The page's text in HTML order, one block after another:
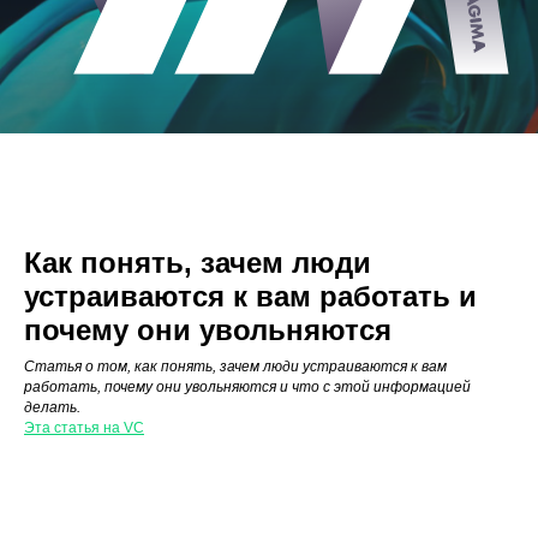
Как понять, зачем люди
устраиваются к вам работать и
почему они увольняются
Статья о том, как понять, зачем люди устраиваются к вам
работать, почему они увольняются и что с этой информацией
делать.
Эта статья на VC